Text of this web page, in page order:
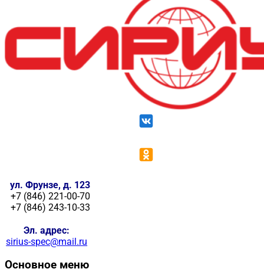
ул. Фрунзе, д. 123
+7 (846) 221-00-70
+7 (846) 243-10-33
Эл. адрес:
sirius-spec@mail.ru
Основное меню